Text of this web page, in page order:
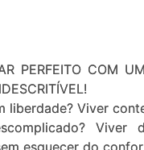
PERFEITO COM
liberdade? Viver
Viver